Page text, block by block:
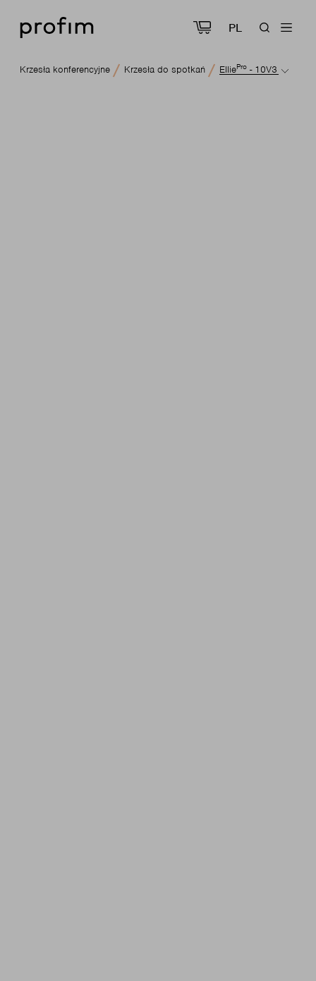
PL
Krzesła konferencyjne Krzesła do spotkań ElliePro - 10V3